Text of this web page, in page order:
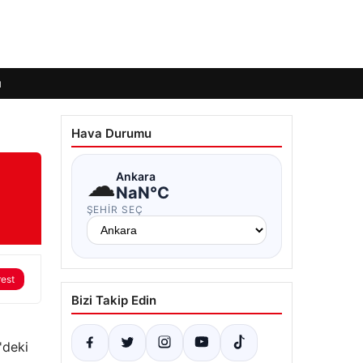
Hava Durumu
☁Ankara
NaN°C
ŞEHIR SEÇ
Bizi Takip Edin